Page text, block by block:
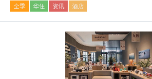
全季 华住 资讯 酒店